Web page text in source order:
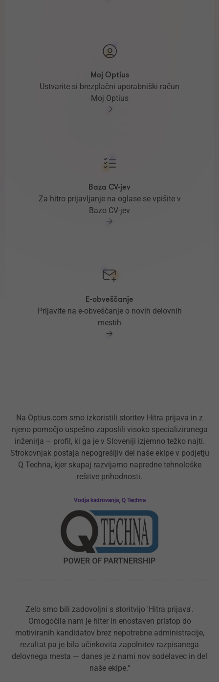
Moj Optius
Ustvarite si brezplačni uporabniški račun
Moj Optius
Baza CV-jev
Za hitro prijavljanje na oglase se vpišite v
Bazo CV-jev
E-obveščanje
Prijavite na e-obveščanje o novih delovnih
mestih
Na Optius.com smo izkoristili storitev Hitra prijava in z
njeno pomočjo uspešno zaposlili visoko specializiranega
inženirja – profil, ki ga je v Sloveniji izjemno težko najti.
Strokovnjak postaja nepogrešljiv del naše ekipe v podjetju
Q Techna, kjer skupaj razvijamo napredne tehnološke
rešitve prihodnosti.
Vodja kadrovanja, Q Techna
Zelo smo bili zadovoljni s storitvijo 'Hitra prijava'.
Omogočila nam je hiter in enostaven pristop do
motiviranih kandidatov brez nepotrebne administracije,
rezultat pa je bila učinkovita zapolnitev razpisanega
delovnega mesta — danes je z nami nov sodelavec in del
naše ekipe."